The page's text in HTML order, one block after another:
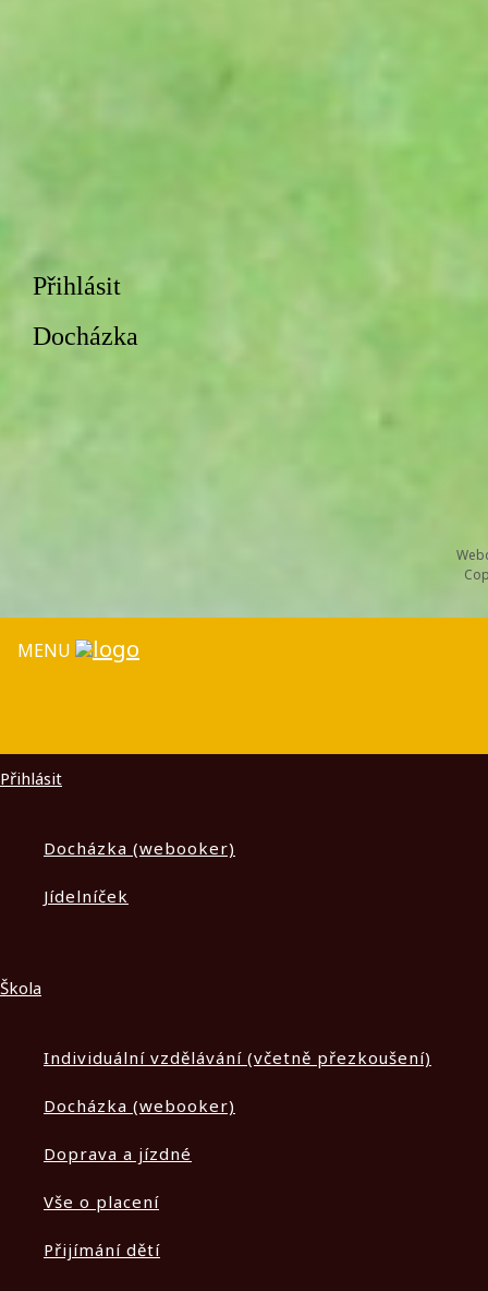
Přihlásit
Docházka
MENU
Přihlásit
Docházka (webooker)
Jídelníček
Škola
Individuální vzdělávání (včetně přezkoušení)
Docházka (webooker)
Doprava a jízdné
Vše o placení
Přijímání dětí